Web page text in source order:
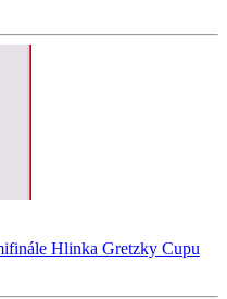
Hlinka Gretzky Cupu